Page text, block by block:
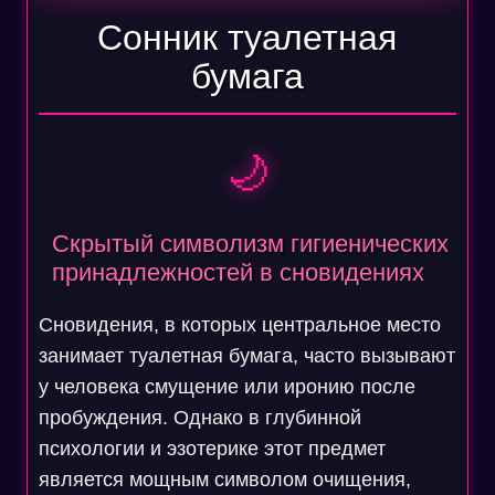
Сонник туалетная
бумага
🌙
Скрытый символизм гигиенических
принадлежностей в сновидениях
Сновидения, в которых центральное место
занимает туалетная бумага, часто вызывают
у человека смущение или иронию после
пробуждения. Однако в глубинной
психологии и эзотерике этот предмет
является мощным символом очищения,